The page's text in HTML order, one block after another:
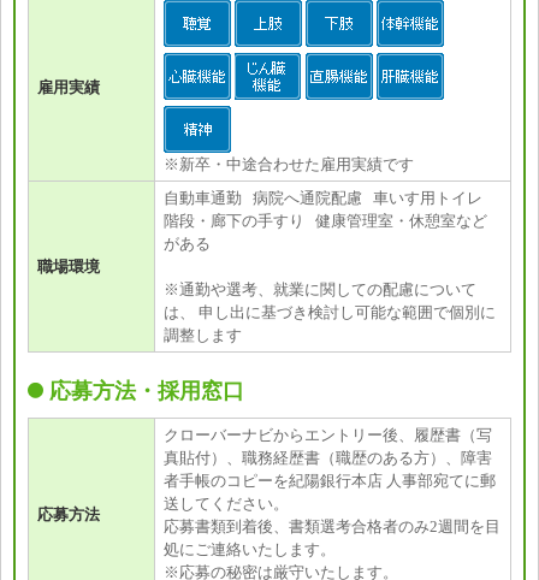
雇用実績
※新卒・中途合わせた雇用実績です
職場環境
自動車通勤 病院へ通院配慮 車いす用トイレ
階段・廊下の手すり 健康管理室・休憩室など
がある
※通勤や選考、就業に関しての配慮について
は、 申し出に基づき検討し可能な範囲で個別に
調整します
応募方法・採用窓口
応募方法
クローバーナビからエントリー後、履歴書（写
真貼付）、職務経歴書（職歴のある方）、障害
者手帳のコピーを紀陽銀行本店 人事部宛てに郵
送してください。
応募書類到着後、書類選考合格者のみ2週間を目
処にご連絡いたします。
※応募の秘密は厳守いたします。